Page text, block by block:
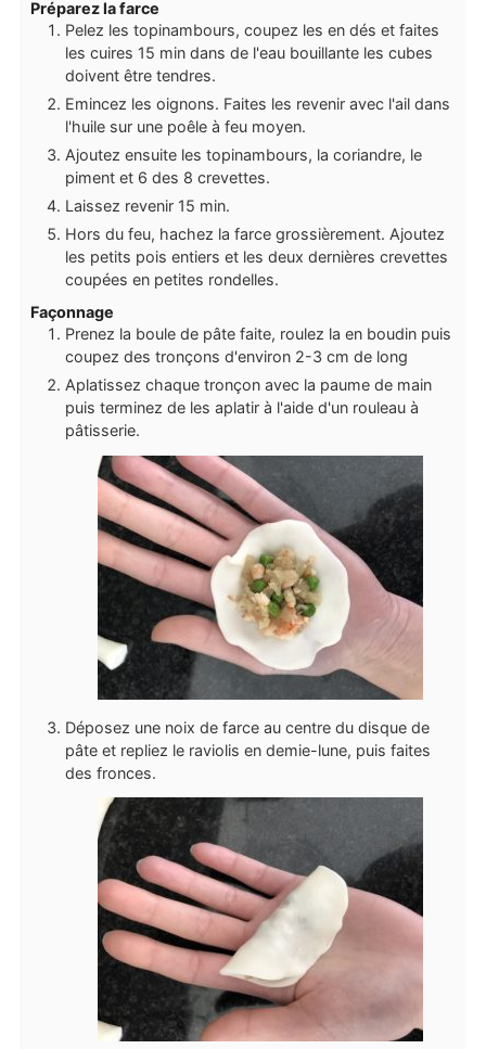
Préparez la farce
Pelez les topinambours, coupez les en dés et faites
les cuires 15 min dans de l'eau bouillante les cubes
doivent être tendres.
Emincez les oignons. Faites les revenir avec l'ail dans
l'huile sur une poêle à feu moyen.
Ajoutez ensuite les topinambours, la coriandre, le
piment et 6 des 8 crevettes.
Laissez revenir 15 min.
Hors du feu, hachez la farce grossièrement. Ajoutez
les petits pois entiers et les deux dernières crevettes
coupées en petites rondelles.
Façonnage
Prenez la boule de pâte faite, roulez la en boudin puis
coupez des tronçons d'environ 2-3 cm de long
Aplatissez chaque tronçon avec la paume de main
puis terminez de les aplatir à l'aide d'un rouleau à
pâtisserie.
Déposez une noix de farce au centre du disque de
pâte et repliez le raviolis en demie-lune, puis faites
des fronces.